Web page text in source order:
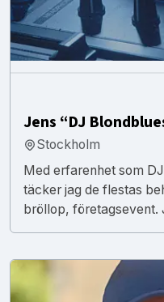
Jens “DJ
Stockholm
Med erfarenhet som
täcker jag de flestas
bröllop, företagsevent.